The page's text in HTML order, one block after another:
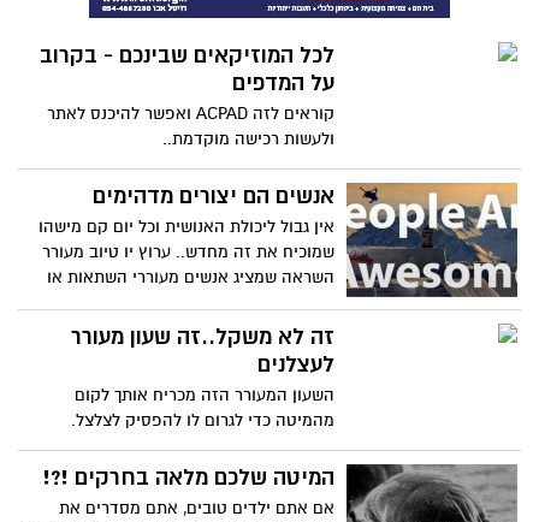
לכל המוזיקאים שבינכם - בקרוב
על המדפים
קוראים לזה ACPAD ואפשר להיכנס לאתר
ולעשות רכישה מוקדמת..
אנשים הם יצורים מדהימים
אין גבול ליכולת האנושית וכל יום קם מישהו
שמוכיח את זה מחדש.. ערוץ יו טיוב מעורר
השראה שמציג אנשים מעוררי השתאות או
זה לא משקל..זה שעון מעורר
לעצלנים
השעון המעורר הזה מכריח אותך לקום
מהמיטה כדי לגרום לו להפסיק לצלצל.
הצלצול שלו מפסיק רק כשעומדים על
השטיחון למשך 3 שניות. הוא גם אומר משפטי
המיטה שלכם מלאה בחרקים !?!
אם אתם ילדים טובים, אתם מסדרים את